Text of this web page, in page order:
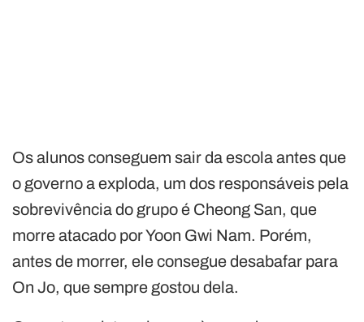
Os alunos conseguem sair da escola antes que
o governo a exploda, um dos responsáveis pela
sobrevivência do grupo é Cheong San, que
morre atacado por Yoon Gwi Nam. Porém,
antes de morrer, ele consegue desabafar para
On Jo, que sempre gostou dela.